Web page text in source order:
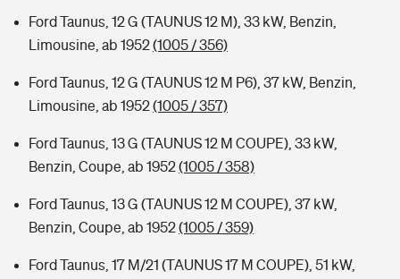
Ford Taunus, 12 G (TAUNUS 12 M), 33 kW, Benzin,
Limousine, ab 1952(1005 / 356)
Ford Taunus, 12 G (TAUNUS 12 M P6), 37 kW, Benzin,
Limousine, ab 1952(1005 / 357)
Ford Taunus, 13 G (TAUNUS 12 M COUPE), 33 kW,
Benzin, Coupe, ab 1952(1005 / 358)
Ford Taunus, 13 G (TAUNUS 12 M COUPE), 37 kW,
Benzin, Coupe, ab 1952(1005 / 359)
Ford Taunus, 17 M/21 (TAUNUS 17 M COUPE), 51 kW,